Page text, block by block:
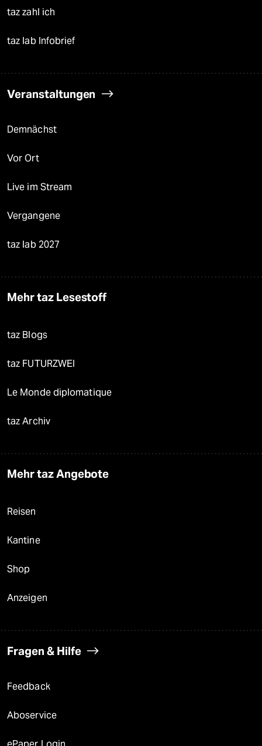
taz zahl ich
taz lab Infobrief
Veranstaltungen
Demnächst
Vor Ort
Live im Stream
Vergangene
taz lab 2027
Mehr taz Lesestoff
taz Blogs
taz FUTURZWEI
Le Monde diplomatique
taz Archiv
Mehr taz Angebote
Reisen
Kantine
Shop
Anzeigen
Fragen & Hilfe
Feedback
Aboservice